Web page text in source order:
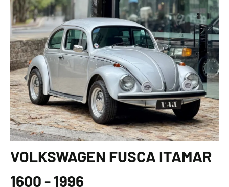
VOLKSWAGEN FUSCA ITAMAR
1600 - 1996